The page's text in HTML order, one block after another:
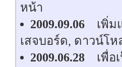
หน้า
2009.09.06 เพิ่ม
เสจบอร์ด, ดาวน์โห
2009.06.28 เพื่อเ